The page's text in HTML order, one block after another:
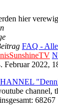
hier
FAQ -
Februar 2022,
channel,
68267